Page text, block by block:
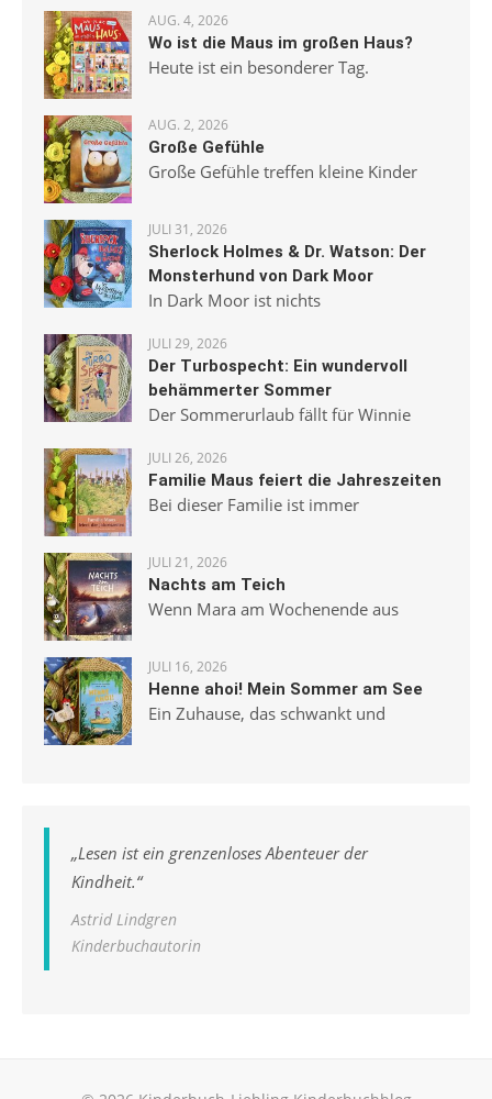
AUG. 4, 2026
Wo ist die Maus im großen Haus?
Heute ist ein besonderer Tag.
AUG. 2, 2026
Große Gefühle
Große Gefühle treffen kleine Kinder
JULI 31, 2026
Sherlock Holmes & Dr. Watson: Der
Monsterhund von Dark Moor
In Dark Moor ist nichts
JULI 29, 2026
Der Turbospecht: Ein wundervoll
behämmerter Sommer
Der Sommerurlaub fällt für Winnie
JULI 26, 2026
Familie Maus feiert die Jahreszeiten
Bei dieser Familie ist immer
JULI 21, 2026
Nachts am Teich
Wenn Mara am Wochenende aus
JULI 16, 2026
Henne ahoi! Mein Sommer am See
Ein Zuhause, das schwankt und
„Lesen ist ein grenzenloses Abenteuer der
Kindheit.“
Astrid Lindgren
Kinderbuchautorin